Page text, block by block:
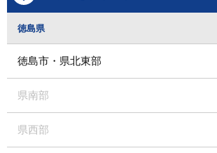
徳島県
徳島市・県北東部
県南部
県西部